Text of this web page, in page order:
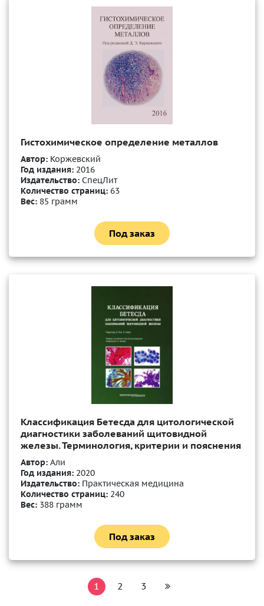
Гистохимическое определение металлов
Автор: Коржевский
Год издания: 2016
Издательство: СпецЛит
Количество страниц: 63
Вес: 85 грамм
Под заказ
Классификация Бетесда для цитологической
диагностики заболеваний щитовидной
железы. Терминология, критерии и пояснения
Автор: Али
Год издания: 2020
Издательство: Практическая медицина
Количество страниц: 240
Вес: 388 грамм
Под заказ
1 2 3